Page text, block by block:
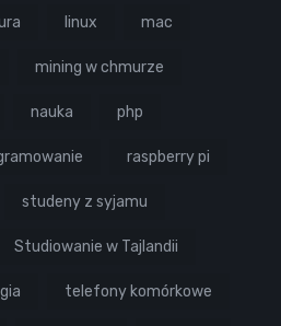
linux mac
mining w chmurze
nauka php
raspberry pi
studeny z syjamu
Studiowanie w Tajlandii
telefony komórkowe